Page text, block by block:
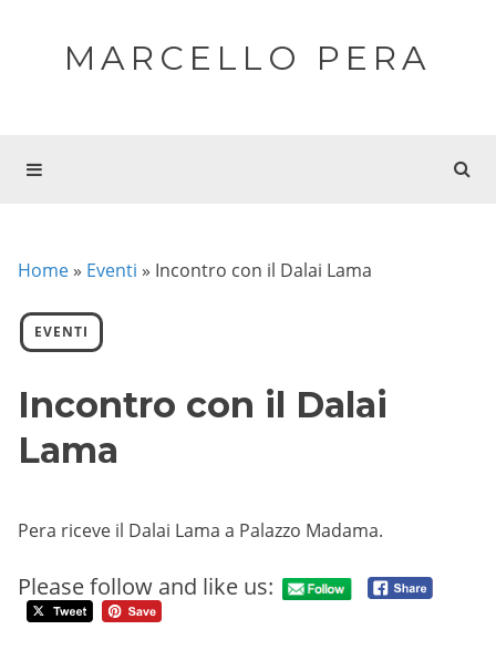
MARCELLO PERA
Home » Eventi » Incontro con il Dalai Lama
EVENTI
Incontro con il Dalai
Lama
Pera riceve il Dalai Lama a Palazzo Madama.
Please follow and like us: